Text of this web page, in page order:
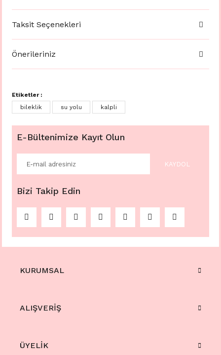
Taksit Seçenekleri
Önerileriniz
Etiketler :
bileklik
su yolu kalpli
E-Bültenimize Kayıt Olun
KAYDOL
Bizi Takip Edin
KURUMSAL
ALIŞVERİŞ
ÜYELİK